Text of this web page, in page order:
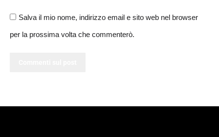
Salva il mio nome, indirizzo email e sito web nel browser
per la prossima volta che commenterò.